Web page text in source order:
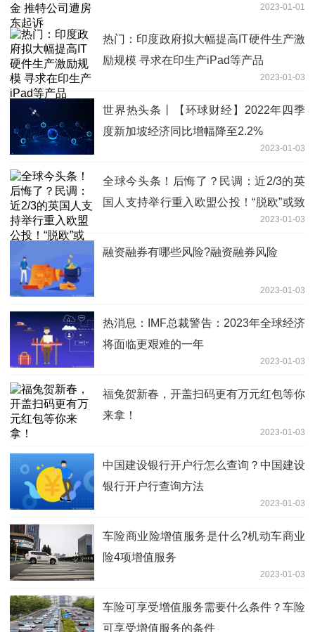
2023-01-01
热门：印度政府拟大幅提高IT硬件生产激
励规模 寻求在印生产iPad等产品
2023-01-03
世界热头条丨【环球财经】2022年四季
度新加坡经济同比增幅降至2.2%
2023-01-03
全球今头条！后悔了？民调：近2/3的英
国人支持举行重入欧盟公投！“脱欧”或致
英国上班族人均每年少赚470英镑2023-01-03
融资融券有哪些风险?融资融券风险
2023-01-03
热消息：IMF总裁警告：2023年全球经济
将面临更艰难的一年
2023-01-03
福兔贺新春，开盖扫码更有万元红包等你
来拿！
2023-01-03
中国建设银行开户行怎么查询？中国建设
银行开户行查询方法
2023-01-03
车险商业险增值服务是什么?机动车商业
险4项增值服务
2023-01-03
车险可享受增值服务需要什么条件？车险
可享受增值服务的条件